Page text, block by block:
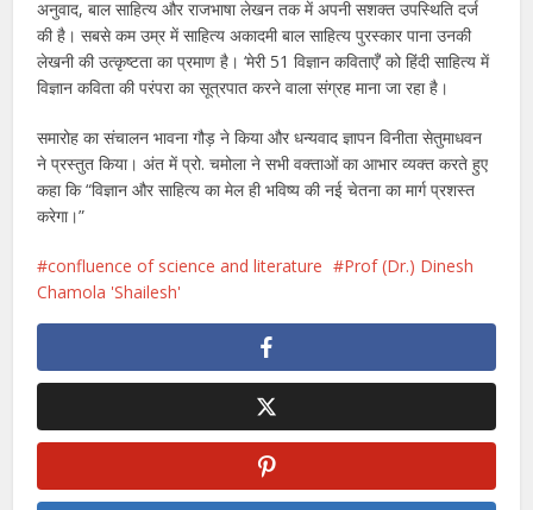
अनुवाद, बाल साहित्य और राजभाषा लेखन तक में अपनी सशक्त उपस्थिति दर्ज
की है। सबसे कम उम्र में साहित्य अकादमी बाल साहित्य पुरस्कार पाना उनकी
लेखनी की उत्कृष्टता का प्रमाण है। ‘मेरी 51 विज्ञान कविताएँ’ को हिंदी साहित्य में
विज्ञान कविता की परंपरा का सूत्रपात करने वाला संग्रह माना जा रहा है।
समारोह का संचालन भावना गौड़ ने किया और धन्यवाद ज्ञापन विनीता सेतुमाधवन
ने प्रस्तुत किया। अंत में प्रो. चमोला ने सभी वक्ताओं का आभार व्यक्त करते हुए
कहा कि “विज्ञान और साहित्य का मेल ही भविष्य की नई चेतना का मार्ग प्रशस्त
करेगा।”
confluence of science and literature
Prof (Dr.) Dinesh
Chamola 'Shailesh'